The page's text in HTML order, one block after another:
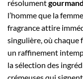
résolument
l’homme que la
fragrance attire
singulière, où chaque
un raffinement
la sélection des